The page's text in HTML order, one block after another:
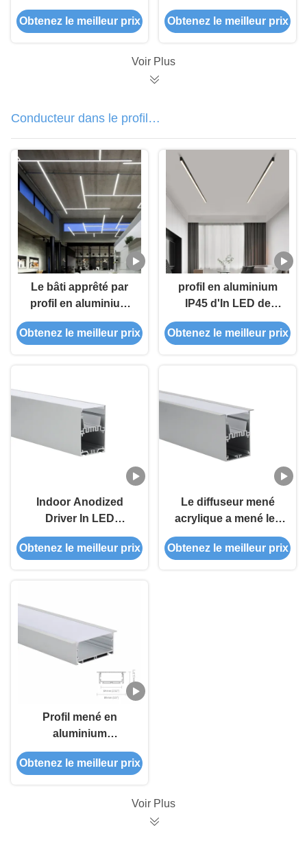
du gypse K59 de
cloison sèche de
Obtenez le meilleur prix
aluminium de LED
sablant 6063 T5
Obtenez le meilleur prix
Voir Plus
Conducteur dans le profil
d'aluminium de LED
Le bâti apprêté par
profil en aluminium
mené de bande a
enfoncé le profil d'In
Obtenez le meilleur prix
profil en aluminium
IP45 d'In LED de
conducteur de la
largeur PMMA de
Obtenez le meilleur prix
Indoor Anodized
Driver In LED
Aluminum Profiles
With Led Diffuser For
Obtenez le meilleur prix
Le diffuseur mené
acrylique a mené les
profils en aluminium
d'extrusion pour le
Obtenez le meilleur prix
Profil mené en
aluminium
magnétique anodisé
IP45 avec la
Obtenez le meilleur prix
Voir Plus